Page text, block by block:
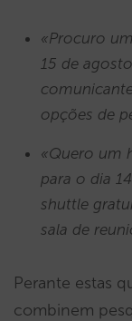
«Procuro
15 de
opções de
«Quero um
para o dia
shuttle
sala de
Perante estas
combinem